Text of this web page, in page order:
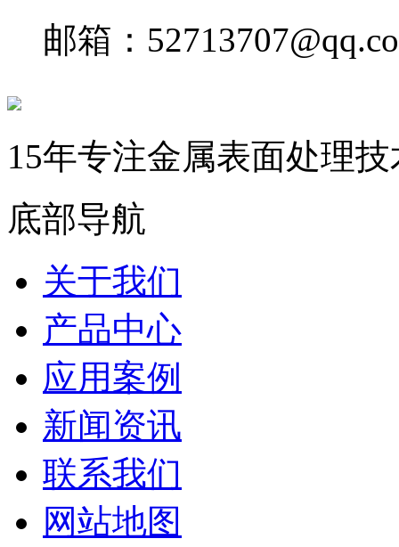
邮箱：
15年专注金属表面处理技
底部导航
关于我们
产品中心
应用案例
新闻资讯
联系我们
网站地图